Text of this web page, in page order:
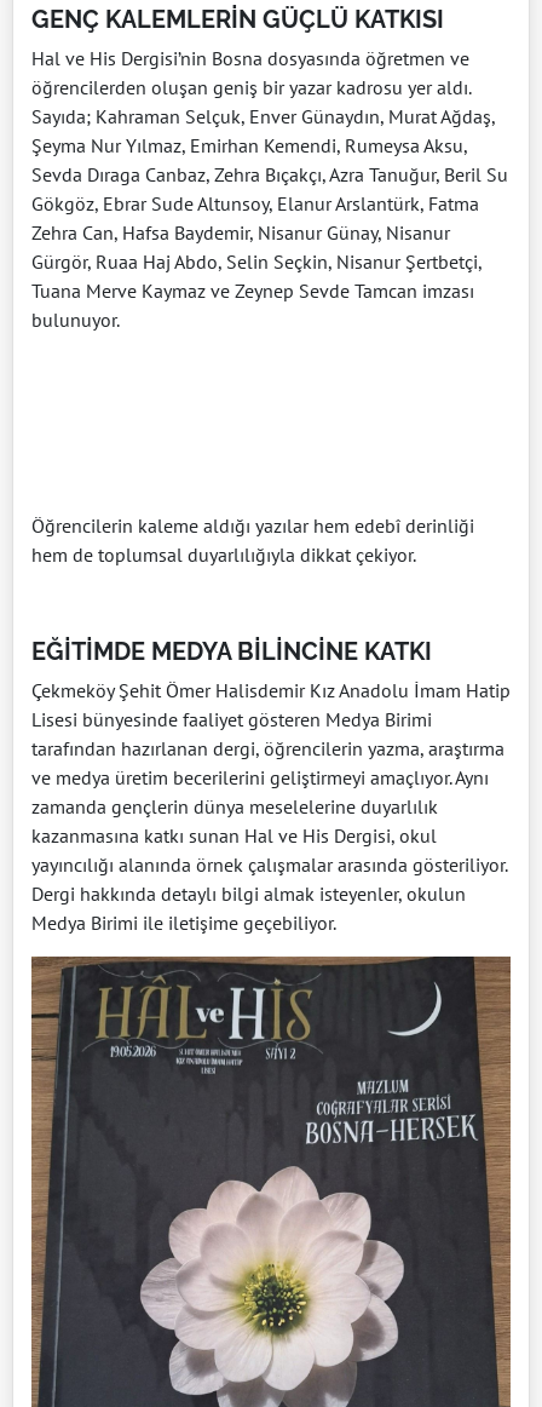
GENÇ KALEMLERİN GÜÇLÜ KATKISI
Hal ve His Dergisi’nin Bosna dosyasında öğretmen ve
öğrencilerden oluşan geniş bir yazar kadrosu yer aldı.
Sayıda; Kahraman Selçuk, Enver Günaydın, Murat Ağdaş,
Şeyma Nur Yılmaz, Emirhan Kemendi, Rumeysa Aksu,
Sevda Dıraga Canbaz, Zehra Bıçakçı, Azra Tanuğur, Beril Su
Gökgöz, Ebrar Sude Altunsoy, Elanur Arslantürk, Fatma
Zehra Can, Hafsa Baydemir, Nisanur Günay, Nisanur
Gürgör, Ruaa Haj Abdo, Selin Seçkin, Nisanur Şertbetçi,
Tuana Merve Kaymaz ve Zeynep Sevde Tamcan imzası
bulunuyor.
Öğrencilerin kaleme aldığı yazılar hem edebî derinliği
hem de toplumsal duyarlılığıyla dikkat çekiyor.
EĞİTİMDE MEDYA BİLİNCİNE KATKI
Çekmeköy Şehit Ömer Halisdemir Kız Anadolu İmam Hatip
Lisesi bünyesinde faaliyet gösteren Medya Birimi
tarafından hazırlanan dergi, öğrencilerin yazma, araştırma
ve medya üretim becerilerini geliştirmeyi amaçlıyor. Aynı
zamanda gençlerin dünya meselelerine duyarlılık
kazanmasına katkı sunan Hal ve His Dergisi, okul
yayıncılığı alanında örnek çalışmalar arasında gösteriliyor.
Dergi hakkında detaylı bilgi almak isteyenler, okulun
Medya Birimi ile iletişime geçebiliyor.